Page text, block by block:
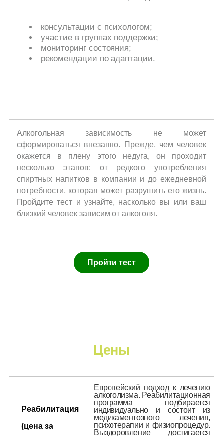
консультации с психологом;
участие в группах поддержки;
мониторинг состояния;
рекомендации по адаптации.
Алкогольная зависимость не может
сформироваться внезапно. Прежде, чем человек
окажется в плену этого недуга, он проходит
несколько этапов: от редкого употребления
спиртных напитков в компании и до ежедневной
потребности, которая может разрушить его жизнь.
Пройдите тест и узнайте, насколько вы или ваш
близкий человек зависим от алкоголя.
Пройти тест
Цены
Реабилитация
(цена за
Европейский подход к лечению
алкоголизма. Реабилитационная
программа подбирается
индивидуально и состоит из
медикаментозного лечения,
психотерапии и физиопроцедур.
Выздоровление достигается